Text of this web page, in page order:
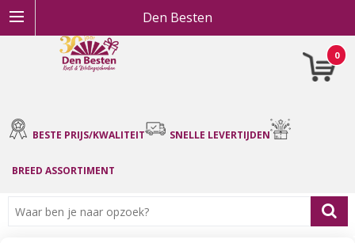
Den Besten
0
BESTE PRIJS/KWALITEIT SNELLE LEVERTIJDEN
BREED ASSORTIMENT